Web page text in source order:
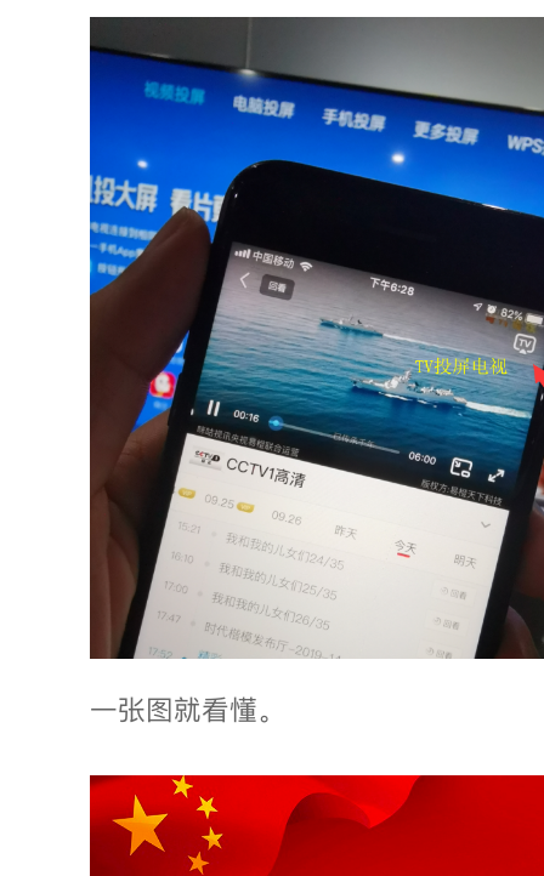
一张图就看懂。